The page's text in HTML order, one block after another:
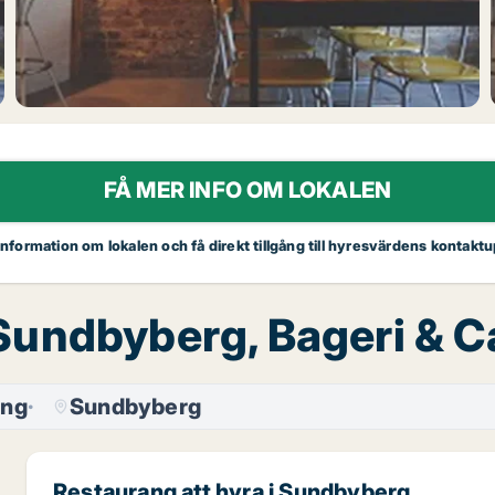
FÅ MER INFO OM LOKALEN
information om lokalen och få direkt tillgång till hyresvärdens
Bageri &
Sundbyberg